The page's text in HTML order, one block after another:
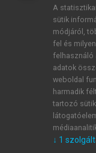
ÚJ FIÓK
1 óra díjmentes
E-MAIL-CÍM
A
sütik
módjáról,
fel és
felhasználó
adatok
weboldal
harmadik
tartozó
↓ 1